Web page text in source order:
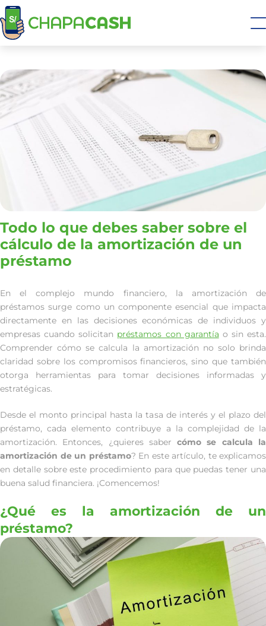
Todo lo que debes saber sobre el
cálculo de la amortización de un
préstamo
En el complejo mundo financiero, la amortización de
préstamos surge como un componente esencial que impacta
directamente en las decisiones económicas de individuos y
empresas cuando solicitan préstamos con garantía o sin esta.
Comprender cómo se calcula la amortización no solo brinda
claridad sobre los compromisos financieros, sino que también
otorga herramientas para tomar decisiones informadas y
estratégicas.
Desde el monto principal hasta la tasa de interés y el plazo del
préstamo, cada elemento contribuye a la complejidad de la
amortización. Entonces, ¿quieres sabercómo se calcula la
amortización de un préstamo? En este artículo, te explicamos
en detalle sobre este procedimiento para que puedas tener una
buena salud financiera. ¡Comencemos!
¿Qué es la amortización de un
préstamo?